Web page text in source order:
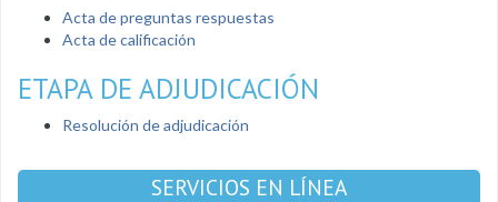
Acta de preguntas respuestas
Acta de calificación
ETAPA DE ADJUDICACIÓN
Resolución de adjudicación
SERVICIOS EN LÍNEA